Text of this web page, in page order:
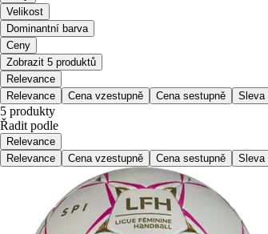
Velikost
Dominantní barva
Ceny
Zobrazit 5 produktů
Relevance
Relevance
Cena vzestupně Cena sestupně Sleva
5 produkty
Řadit podle
Relevance
Relevance
Cena vzestupně Cena sestupně Sleva